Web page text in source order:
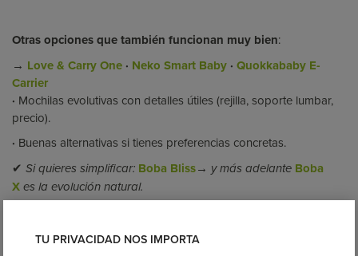
Otras opciones que también funcionan muy bien:
→ Love & Carry One · Neko Smart Baby · Quokkababy E-
Carrier
· Mochilas evolutivas con detalles útiles (rejilla, soporte lumbar,
precio).
· Buenas alternativas si tienes preferencias concretas.
✔ Si quieres simplificar: Boba Bliss→ y más adelante Boba
X es la evolución natural.
De 6 a 24 meses
TU PRIVACIDAD NOS IMPORTA